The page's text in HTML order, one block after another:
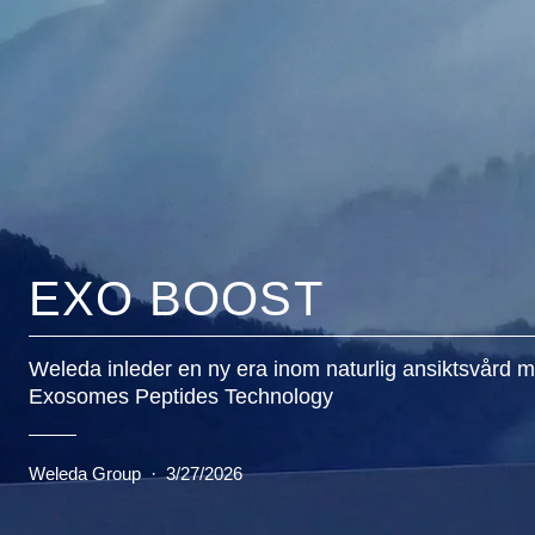
EXO BOOST
Weleda inleder en ny era inom naturlig ansiktsvård
Exosomes Peptides Technology
Weleda Group · 3/27/2026